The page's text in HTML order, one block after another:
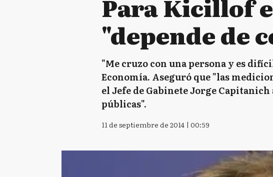
Para Kicillof
"depende de
"Me cruzo con una persona y es
Economía. Aseguró que "las
el Jefe de Gabinete Jorge
públicas".
11 de septiembre de 2014 | 00:59